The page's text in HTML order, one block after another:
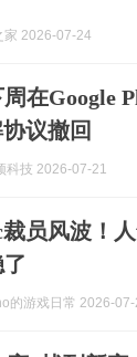
家 2026-07-24
在Google
议撤回
科技 2026-07-21
员风波！
的游戏日常 2026-07-